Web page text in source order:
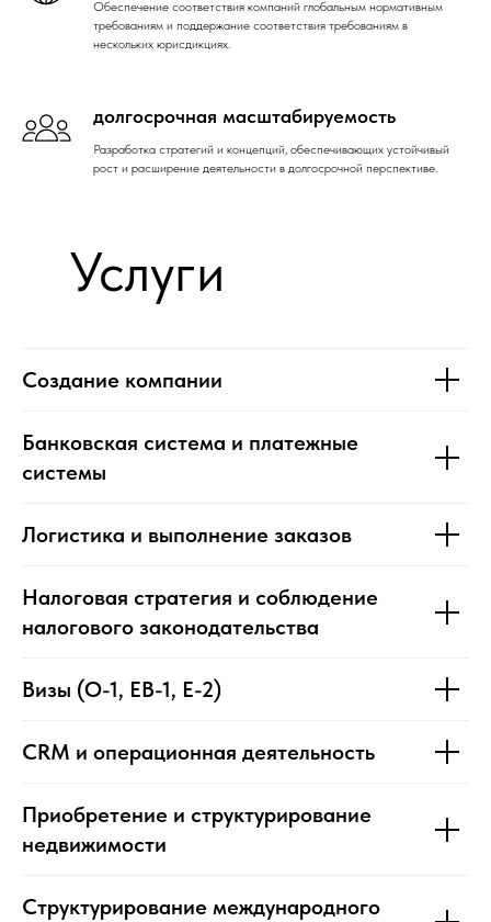
Обеспечение соответствия компаний глобальным нормативным
требованиям и поддержание соответствия требованиям в
нескольких юрисдикциях.
долгосрочная масштабируемость
Разработка стратегий и концепций, обеспечивающих устойчивый
рост и расширение деятельности в долгосрочной перспективе.
Услуги
Создание компании
Банковская система и платежные
системы
Логистика и выполнение заказов
Налоговая стратегия и соблюдение
налогового законодательства
Визы (O-1, EB-1, E-2)
CRM и операционная деятельность
Приобретение и структурирование
недвижимости
Структурирование международного